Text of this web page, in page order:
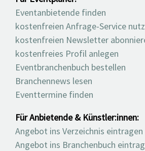
Eventanbietende finden
kostenfreien Anfrage-Service
kostenfreien Newsletter
kostenfreies Profil anlegen
Eventbranchenbuch bestellen
Branchennews lesen
Eventtermine finden
Für Anbietende & Künstler:innen:
Angebot ins Verzeichnis eintragen
Angebot ins Branchenbuch